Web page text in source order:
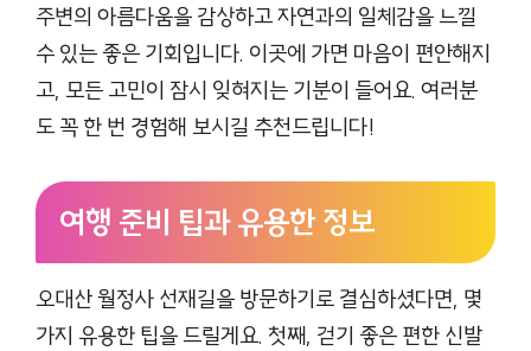
주변의 아름다움을 감상하고 자연과의 일체감을 느낄
수 있는 좋은 기회입니다. 이곳에 가면 마음이 편안해지
고, 모든 고민이 잠시 잊혀지는 기분이 들어요. 여러분
도 꼭 한 번 경험해 보시길 추천드립니다!
여행 준비 팁과 유용한 정보
오대산 월정사 선재길을 방문하기로 결심하셨다면, 몇
가지 유용한 팁을 드릴게요. 첫째, 걷기 좋은 편한 신발